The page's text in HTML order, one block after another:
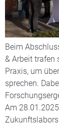
Beim
& Arbeit trafen
Praxis, um
sprechen.
Am